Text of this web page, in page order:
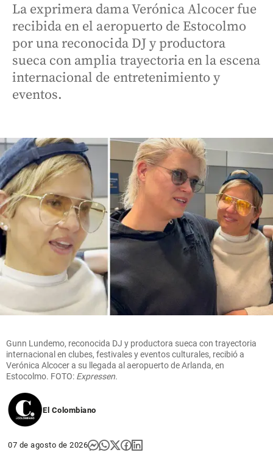
La exprimera dama Verónica Alcocer fue
recibida en el aeropuerto de Estocolmo
por una reconocida DJ y productora
sueca con amplia trayectoria en la escena
internacional de entretenimiento y
eventos.
Gunn Lundemo, reconocida DJ y productora sueca con trayectoria
internacional en clubes, festivales y eventos culturales, recibió a
Verónica Alcocer a su llegada al aeropuerto de Arlanda, en
Estocolmo. FOTO: Expressen.
El Colombiano
07 de agosto de 2026